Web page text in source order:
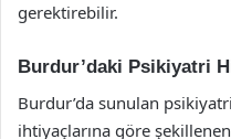
gerektirebilir.
Burdur’daki Psikiyatri
Burdur’da sunulan
ihtiyaçlarına göre